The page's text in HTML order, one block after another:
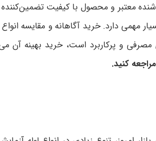
معتبر و محصول با کیفیت
دارد. خرید آگاهانه و مقایسه
مصرفی و پرکاربرد است، خرید بهینه آن
کنید.